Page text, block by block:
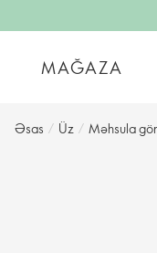
MAĞAZA
Əsas / Üz / Məhsula